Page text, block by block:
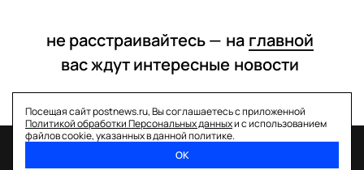
не расстраивайтесь — на главной
вас ждут интересные новости
Посещая сайт postnews.ru, Вы соглашаетесь с приложенной
Политикой обработки Персональных данныхи с использованием
файлов cookie, указанных в данной политике.
ОК